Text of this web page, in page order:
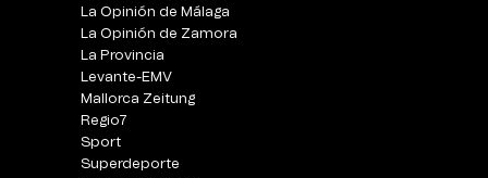
La Opinión de Málaga
La Opinión de Zamora
La Provincia
Levante-EMV
Mallorca Zeitung
Regio7
Sport
Superdeporte